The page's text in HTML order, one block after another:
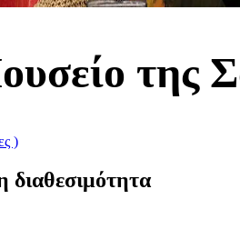
της
)
διαθεσιμότητα